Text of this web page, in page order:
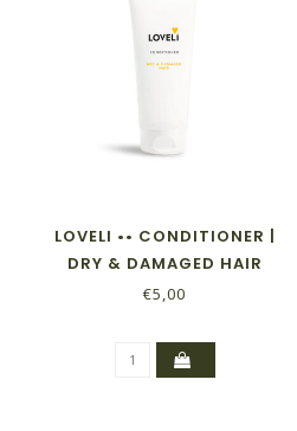
LOVELI •• CONDITIONER |
DRY & DAMAGED HAIR
€5,00